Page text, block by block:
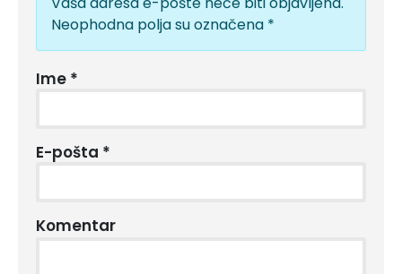
Neophodna polja su označena *
Ime *
E-pošta *
Komentar